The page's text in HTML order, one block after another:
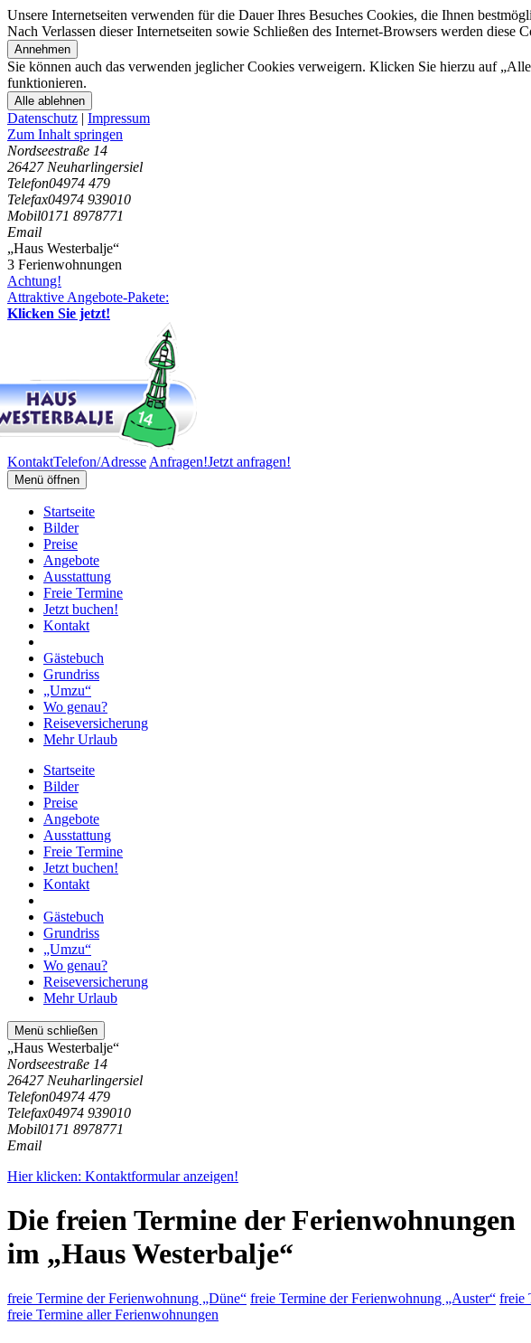
Unsere Internetseiten verwenden für die Dauer Ihres Besuches Cookies, die Ihnen
Nach Verlassen dieser Internetseiten sowie Schließen des Internet-Browsers werden diese
Annehmen
Sie können auch das verwenden jeglicher Cookies verweigern. Klicken Sie hierzu auf
funktionieren.
Alle ablehnen
Datenschutz | Impressum
Zum Inhalt springen
Nordseestraße 14
26427 Neuharlingersiel
Telefon04974 479
Telefax04974 939010
Mobil0171 8978771
Email
„Haus Westerbalje“
3 Ferienwohnungen
Achtung!
Attraktive Angebote-Pakete:
Klicken Sie jetzt!
KontaktTelefon/Adresse Anfragen!Jetzt anfragen!
Menü öffnen
Startseite
Bilder
Preise
Angebote
Ausstattung
Freie Termine
Jetzt buchen!
Kontakt
Gästebuch
Grundriss
„Umzu“
Wo genau?
Reiseversicherung
Mehr Urlaub
Startseite
Bilder
Preise
Angebote
Ausstattung
Freie Termine
Jetzt buchen!
Kontakt
Gästebuch
Grundriss
„Umzu“
Wo genau?
Reiseversicherung
Mehr Urlaub
Menü schließen
„Haus Westerbalje“
Nordseestraße 14
26427 Neuharlingersiel
Telefon04974 479
Telefax04974 939010
Mobil0171 8978771
Email
Hier klicken: Kontaktformular anzeigen!
Die freien Termine der Ferienwohnungen
im „Haus Westerbalje“
freie Termine der Ferienwohnung „Düne“ freie Termine der Ferienwohnung „Auster“ freie
freie Termine aller Ferienwohnungen